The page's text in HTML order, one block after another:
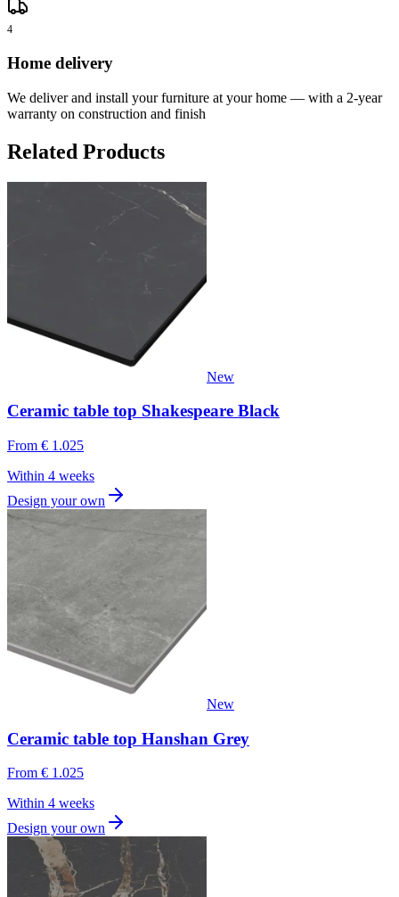
4
Home delivery
We deliver and install your furniture at your home — with a 2-year
warranty on construction and finish
Related Products
New
Ceramic table top Shakespeare Black
From € 1.025
Within 4 weeks
Design your own
New
Ceramic table top Hanshan Grey
From € 1.025
Within 4 weeks
Design your own